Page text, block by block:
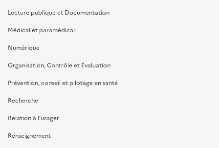
Lecture publique et Documentation
Médical et paramédical
Numérique
Organisation, Contrôle et Évaluation
Prévention, conseil et pilotage en santé
Recherche
Relation à l’usager
Renseignement